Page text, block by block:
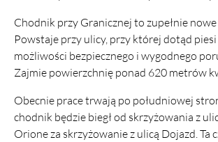
Chodnik przy Granicznej to zupełnie
Powstaje przy ulicy, przy której dotąd
możliwości bezpiecznego i wygodnego
Zajmie powierzchnię ponad 620 metrów
Obecnie prace trwają po południowej
chodnik będzie biegł od skrzyżowania z
Orione za skrzyżowanie z ulicą Dojazd. Ta